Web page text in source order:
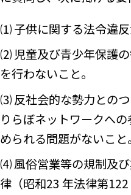
⑴ 子供に関する法令違反
⑵ 児童及び青少年保護
を行わないこと。
⑶ 反社会的な勢力との
りらぼネットワークへ
められる問題がないこと。
⑷ 風俗営業等の規制及
律（昭和23 年法律第